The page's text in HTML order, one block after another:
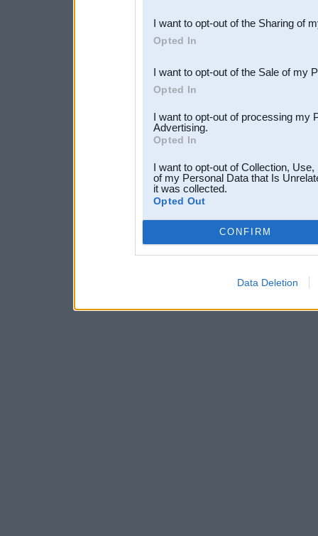
Downstream Participants
third parties.
I want to opt-out of the Sharing of
Opted In
I want to opt-out of the Sale of my
Opted In
I want to opt-out of processing my
Advertising.
Opted In
I want to opt-out of Collection,
of my Personal Data that Is
it was collected.
Opted Out
CONFIRM
Data Deletion